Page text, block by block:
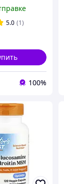
5.0 (1)
100%